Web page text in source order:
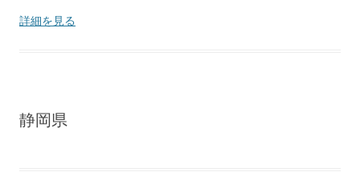
詳細を見る
静岡県